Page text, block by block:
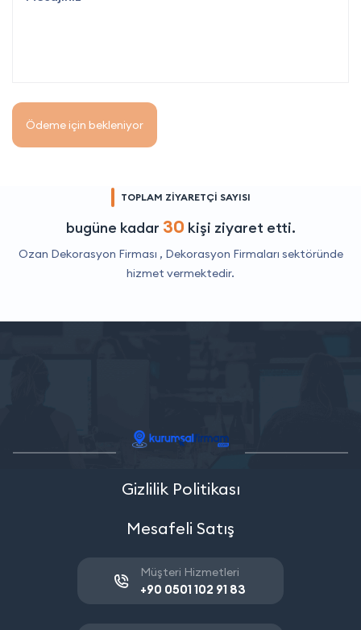
Ödeme için bekleniyor
TOPLAM ZİYARETÇİ SAYISI
bugüne kadar 30 kişi ziyaret etti.
Ozan Dekorasyon Firması , Dekorasyon Firmaları sektöründe
hizmet vermektedir.
Gizlilik Politikası
Mesafeli Satış
Müşteri Hizmetleri
+90 0501 102 91 83